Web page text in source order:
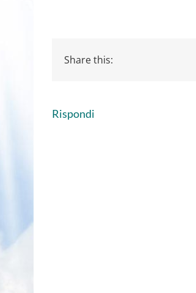
Share this:
Rispondi